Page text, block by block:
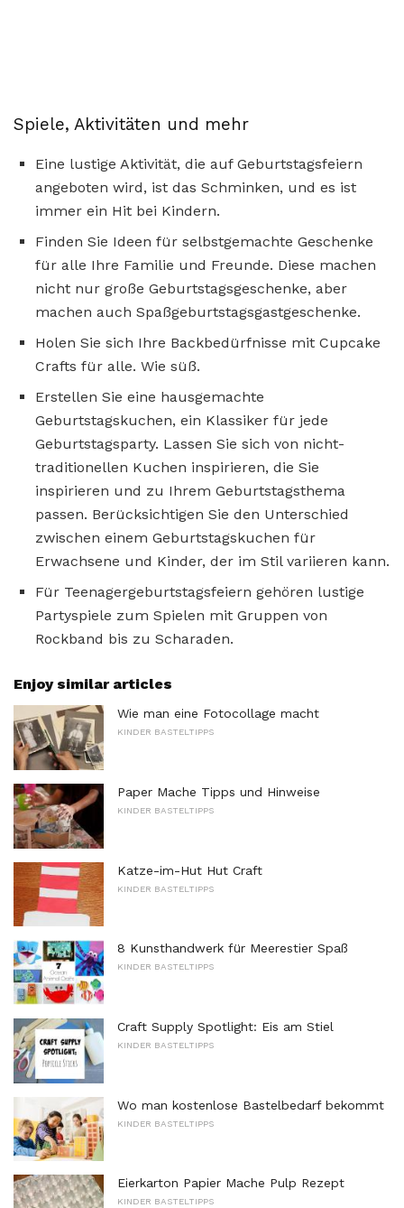
Spiele, Aktivitäten und mehr
Eine lustige Aktivität, die auf Geburtstagsfeiern
angeboten wird, ist das Schminken, und es ist
immer ein Hit bei Kindern.
Finden Sie Ideen für selbstgemachte Geschenke
für alle Ihre Familie und Freunde. Diese machen
nicht nur große Geburtstagsgeschenke, aber
machen auch Spaßgeburtstagsgastgeschenke.
Holen Sie sich Ihre Backbedürfnisse mit Cupcake
Crafts für alle. Wie süß.
Erstellen Sie eine hausgemachte
Geburtstagskuchen, ein Klassiker für jede
Geburtstagsparty. Lassen Sie sich von nicht-
traditionellen Kuchen inspirieren, die Sie
inspirieren und zu Ihrem Geburtstagsthema
passen. Berücksichtigen Sie den Unterschied
zwischen einem Geburtstagskuchen für
Erwachsene und Kinder, der im Stil variieren kann.
Für Teenagergeburtstagsfeiern gehören lustige
Partyspiele zum Spielen mit Gruppen von
Rockband bis zu Scharaden.
Enjoy similar articles
Wie man eine Fotocollage macht
KINDER BASTELTIPPS
Paper Mache Tipps und Hinweise
KINDER BASTELTIPPS
Katze-im-Hut Hut Craft
KINDER BASTELTIPPS
8 Kunsthandwerk für Meerestier Spaß
KINDER BASTELTIPPS
Craft Supply Spotlight: Eis am Stiel
KINDER BASTELTIPPS
Wo man kostenlose Bastelbedarf bekommt
KINDER BASTELTIPPS
Eierkarton Papier Mache Pulp Rezept
KINDER BASTELTIPPS